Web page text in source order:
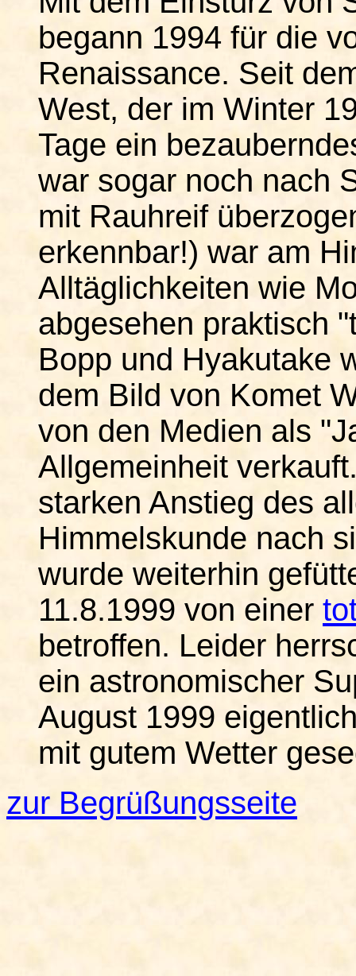
begann 1994 für die
Renaissance. Seit
West, der im Winter
Tage ein
war sogar noch nach
mit Rauhreif
erkennbar!) war am
Alltäglichkeiten wie
abgesehen praktisch
Bopp und Hyakutake
dem Bild von Komet
von den Medien als
Allgemeinheit
starken Anstieg des
Himmelskunde nach
wurde weiterhin
11.8.1999 von einer
betroffen. Leider
ein astronomischer
August 1999
mit gutem Wetter
zur Begrüßungsseite